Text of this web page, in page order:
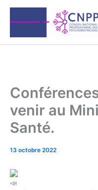
Aller
venir au
Santé.
13 octobre 2022